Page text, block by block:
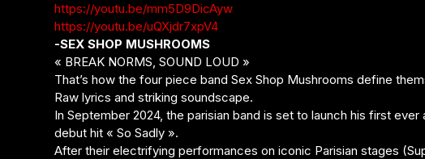
https://youtu.be/mm5D9DicAyw
https://youtu.be/uQXjdr7xpV4
-SEX SHOP MUSHROOMS
« BREAK NORMS, SOUND LOUD »
That’s how the four piece band Sex Shop Mushrooms define
Raw lyrics and striking soundscape.
In September 2024, the parisian band is set to launch his first
debut hit « So Sadly ».
After their electrifying performances on iconic Parisian stages